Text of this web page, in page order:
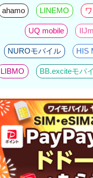
ahamo LINEMO
UQ mobile
NUROモバイル HIS
LIBMO BB.exciteモバ